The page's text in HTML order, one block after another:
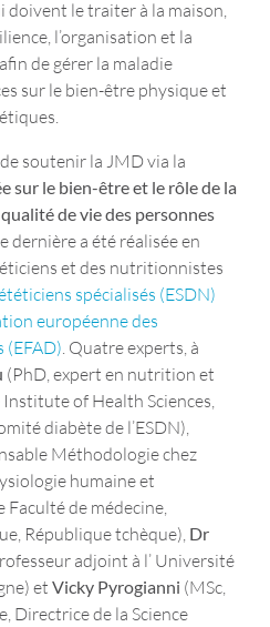
le traiter à la maison,
l’organisation et la
de gérer la maladie
sur le bien-être physique et
soutenir la JMD via la
sur le bien-être et le rôle de la
de vie des personnes
dernière a été réalisée en
et des nutritionnistes
spécialisés (ESDN)
européenne des
(EFAD) . Quatre experts, à
(PhD, expert en nutrition et
of Health Sciences,
diabète de l’ESDN),
Méthodologie chez
humaine et
de médecine,
République tchèque), Dr
adjoint à l’ Université
et Vicky Pyrogianni (MSc,
de la Science